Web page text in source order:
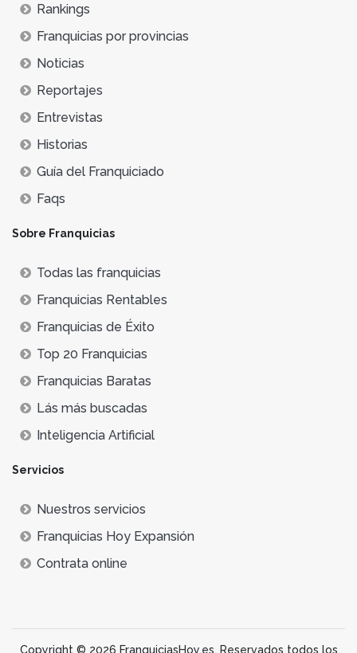
Rankings
Franquicias por provincias
Noticias
Reportajes
Entrevistas
Historias
Guía del Franquiciado
Faqs
Sobre Franquicias
Todas las franquicias
Franquicias Rentables
Franquicias de Éxito
Top 20 Franquicias
Franquicias Baratas
Lás más buscadas
Inteligencia Artificial
Servicios
Nuestros servicios
Franquicias Hoy Expansión
Contrata online
Copyright © 2026 FranquiciasHoy.es. Reservados todos los